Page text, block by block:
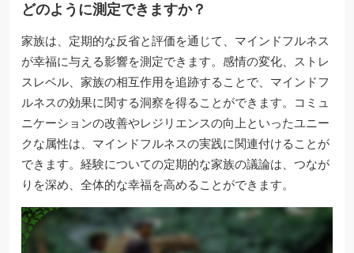
どのように測定できますか？
家族は、定期的な反省と評価を通じて、マインドフルネス
が幸福に与える影響を測定できます。感情の変化、ストレ
スレベル、家族の相互作用を追跡することで、マインドフ
ルネスの効果に関する洞察を得ることができます。コミュ
ニケーションの改善やレジリエンスの向上といったユニー
クな属性は、マインドフルネスの実践に関連付けることが
できます。経験についての定期的な家族の議論は、つなが
りを深め、全体的な幸福を高めることができます。